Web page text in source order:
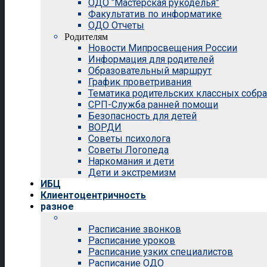
ОДО “Мастерская рукоделья”
Факультатив по информатике
ОДО Отчеты
Родителям
Новости Мипросвещения России
Информация для родителей
Образовательный маршрут
График проветривания
Тематика родительских классных
СРП-Служба ранней помощи
Безопасность для детей
ВОРДИ
Советы психолога
Советы Логопеда
Наркомания и дети
Дети и экстремизм
ИБЦ
Клиентоцентричность
разное
Расписание звонков
Расписание уроков
Расписание узких специалистов
Расписание ОДО